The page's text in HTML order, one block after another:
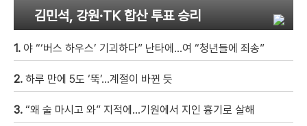
김민석, 강원·TK 합산 투표 승리
1. 야 “‘버스 하우스’ 기괴하다” 난타에…여 “청년들에 죄송”
2. 하루 만에 5도 ‘뚝’…계절이 바뀐 듯
3. “왜 술 마시고 와” 지적에…기원에서 지인 흉기로 살해